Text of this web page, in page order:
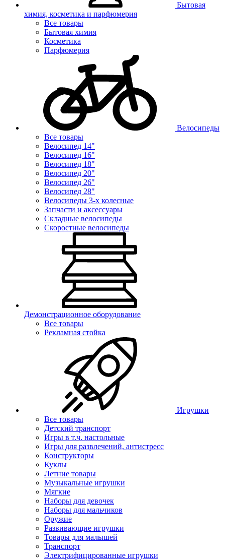
Бытовая
химия, косметика и парфюмерия
Все товары
Бытовая химия
Косметика
Парфюмерия
Велосипеды
Все товары
Велосипед 14"
Велосипед 16"
Велосипед 18"
Велосипед 20"
Велосипед 26"
Велосипед 28"
Велосипеды 3-х колесные
Запчасти и аксессуары
Складные велосипеды
Скоростные велосипеды
Демонстрационное оборудование
Все товары
Рекламная стойка
Игрушки
Все товары
Детский транспорт
Игры в т.ч. настольные
Игры для развлечений, антистресс
Конструкторы
Куклы
Летние товары
Музыкальные игрушки
Мягкие
Наборы для девочек
Наборы для мальчиков
Оружие
Развивающие игрушки
Товары для малышей
Транспорт
Электрифицированные игрушки